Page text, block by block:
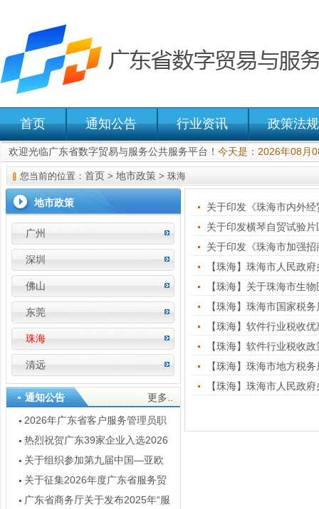
首页 通知公告 行业资讯 政策法规
欢迎光临广东省数字贸易与服务公共服务平台！ 今天是：2026年08月
您当前的位置： 首页 > 地市政策 > 珠海
地市政策
广州
深圳
佛山
东莞
珠海
清远
通知公告 更多..
2026年广东省客户服务管理员职
业技能竞赛通知
热烈祝贺广东39家企业入选2026
数字服务暨服务外包领军企业
关于组织参加第九届中国—亚欧
博览会广东经贸代表团的通知
关于征集2026年度广东省服务贸
易创新案例的通知
广东省商务厅关于发布2025年“服
关于印发横琴自贸试验
关于印发《珠海市加强
【珠海】珠海市人民政
【珠海】关于珠海市生
【珠海】软件行业税收
【珠海】软件行业税收
【珠海】珠海市地方税
【珠海】珠海市人民政